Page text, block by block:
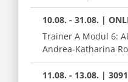
10.08. - 31.08. |
Trainer A Modul 6:
Andrea-Katharina
11.08. - 13.08. |